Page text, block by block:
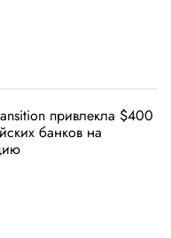
привлекла $400
банков на